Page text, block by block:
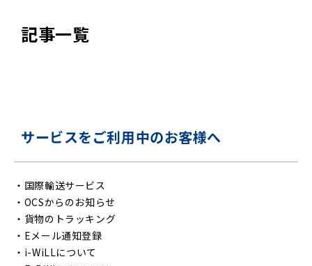
記事一覧
サービスをご利用中のお客様へ
・ 国際輸送サービス
・ OCSからのお知らせ
・ 貨物のトラッキング
・ Eメール通知登録
・ i-WiLLについて